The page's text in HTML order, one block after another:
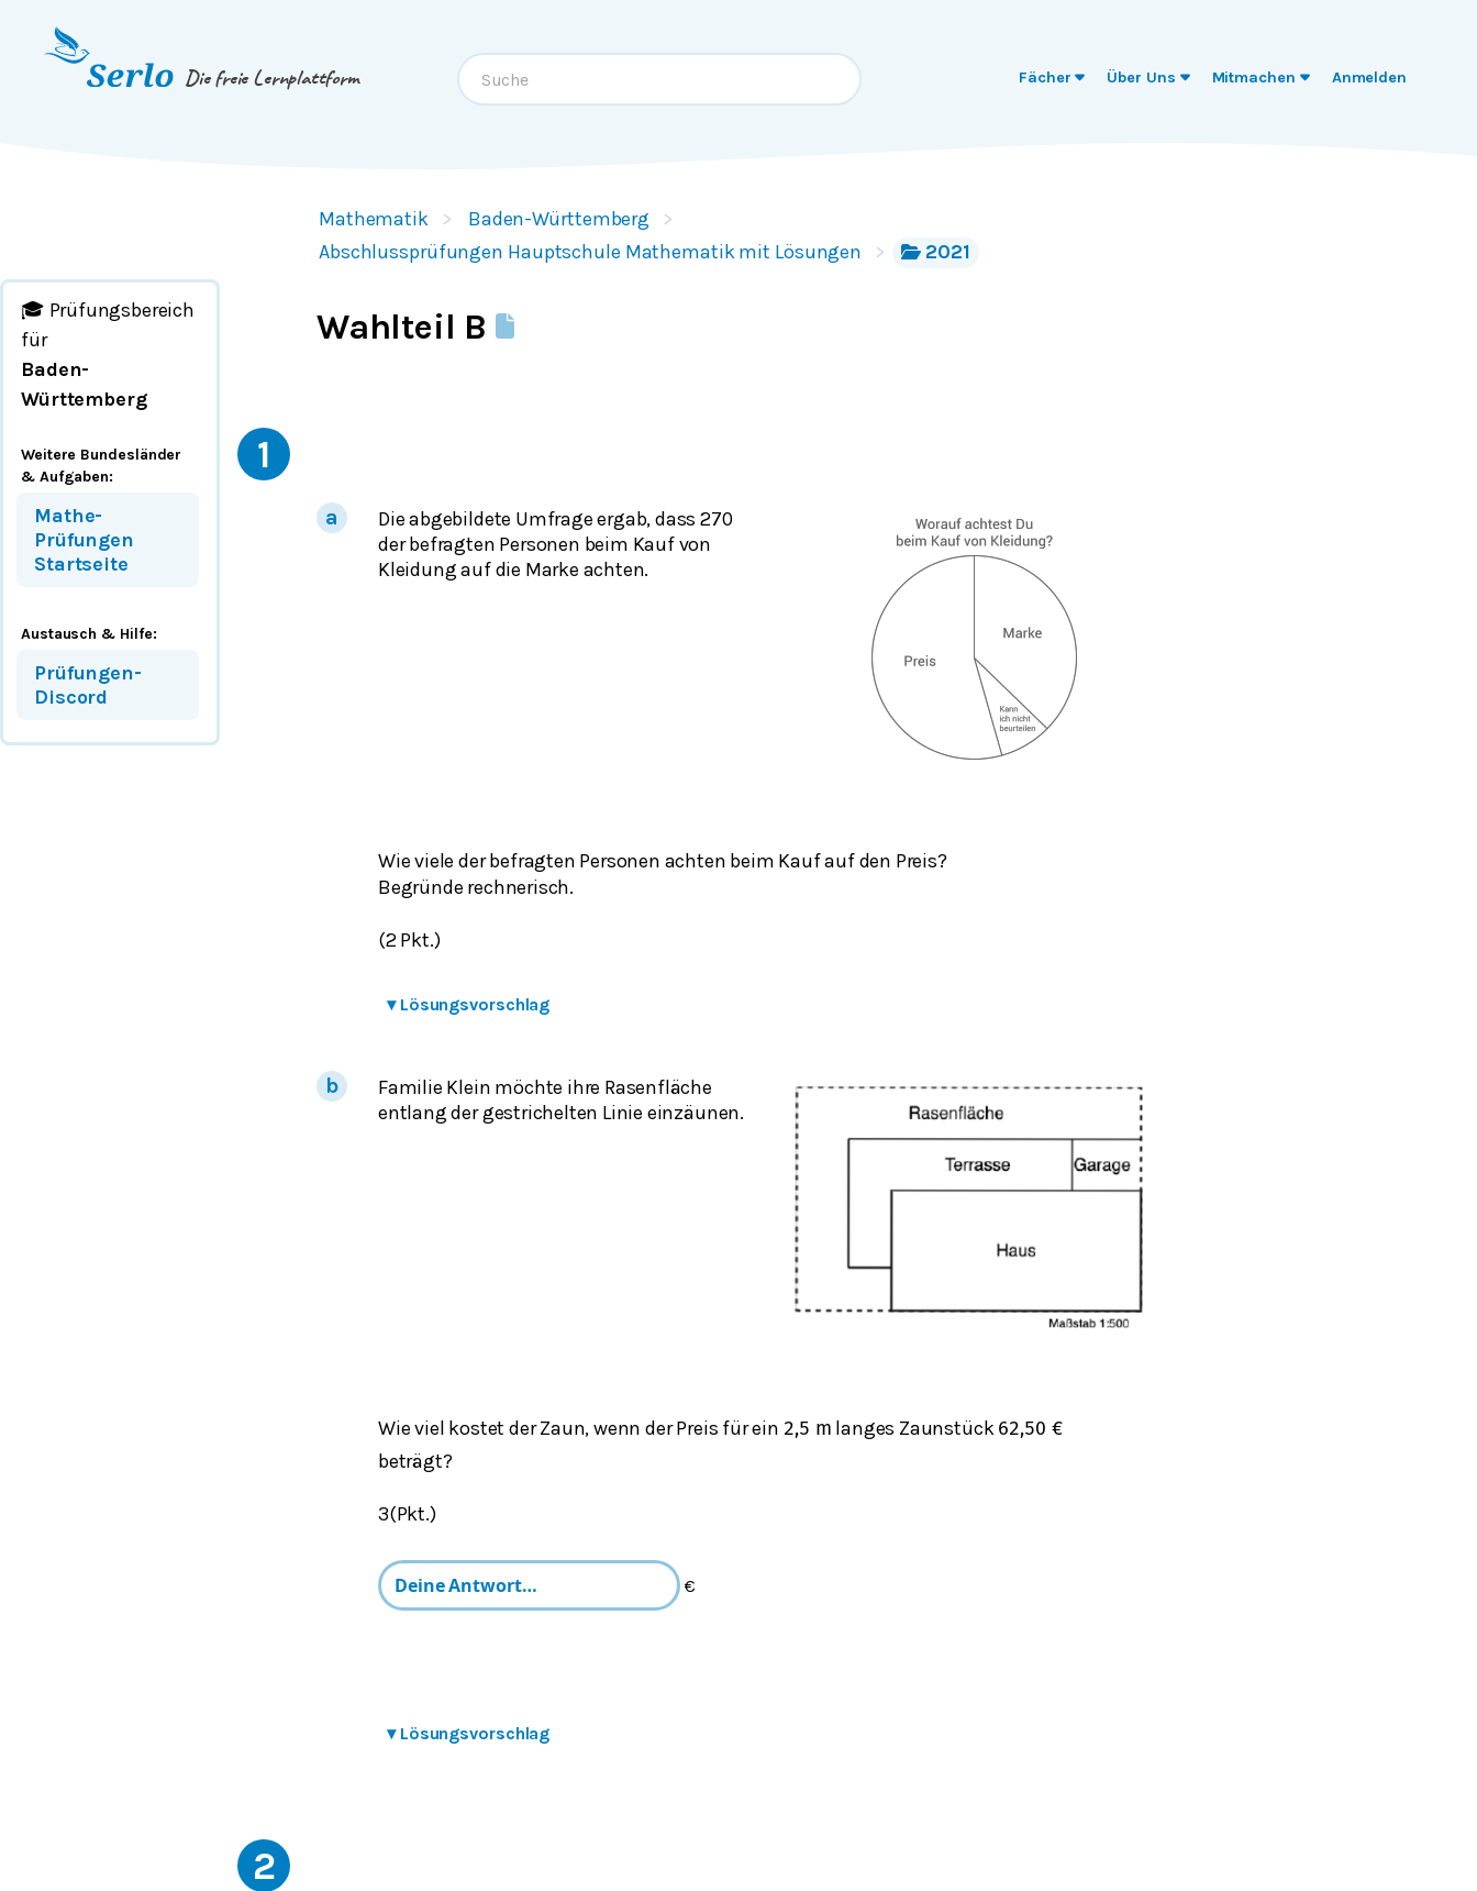
Springe zum
Die freie Lernplattform Fächer Über Uns Mitmachen Anmelden
Mathematik
Baden-Württemberg
Abschlussprüfungen Hauptschule Mathematik mit Lösungen
2021
Wahlteil B
🎓 Prüfungsbereich
für
Baden-
Württemberg
Weitere Bundesländer
& Aufgaben:
Mathe-
Prüfungen
Startseite
Austausch & Hilfe:
Prüfungen-
Discord
1
Die abgebildete Umfrage ergab, dass 270
der befragten Personen beim Kauf von
Kleidung auf die Marke achten.
Wie viele der befragten Personen achten beim Kauf auf den Preis?
Begründe rechnerisch.
(2 Pkt.)
▾ Lösungsvorschlag
Familie Klein möchte ihre Rasenfläche
entlang der gestrichelten Linie einzäunen.
Wie viel kostet der Zaun, wenn der Preis für ein 2,5 m langes Zaunstück 62,50 €
beträgt?
3(Pkt.)
€
▾ Lösungsvorschlag
2